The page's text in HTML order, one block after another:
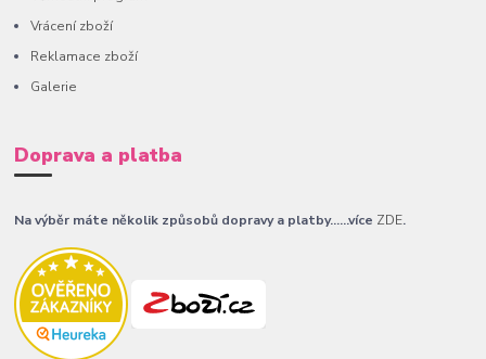
Vrácení zboží
Reklamace zboží
Galerie
Doprava a platba
Na výběr máte několik způsobů dopravy a platby......více ZDE.